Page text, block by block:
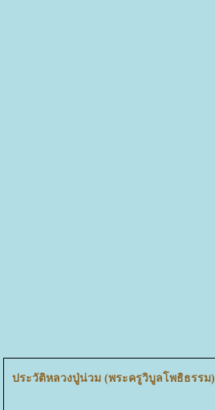
ประวัติหลวงปู่น่วม (พระครูวิบูลโพธิธรรม)